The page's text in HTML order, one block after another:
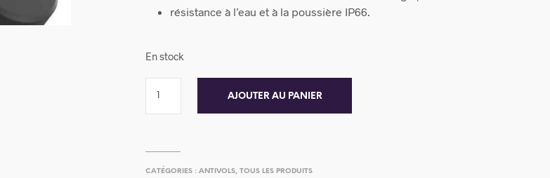
résistance à l’eau et à la poussière IP66.
En stock
AJOUTER AU PANIER
CATÉGORIES :ANTIVOLS,TOUS LES PRODUITS